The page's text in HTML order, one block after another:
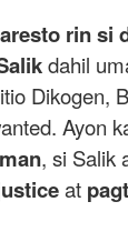
rin si
dahil
Dikogen,
Ayon
, si Salik
at